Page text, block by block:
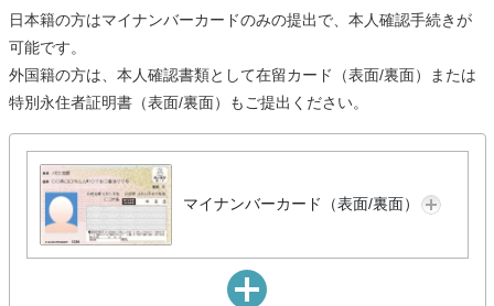
日本籍の方はマイナンバーカードのみの提出で、本人確認手続きが
可能です。
外国籍の方は、本人確認書類として在留カード（表面/裏面）または
特別永住者証明書（表面/裏面）もご提出ください。
マイナンバーカード（表面/裏面）